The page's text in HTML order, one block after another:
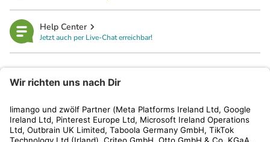
Help Center
Jetzt auch per Live-Chat erreichbar!
Kundenservice